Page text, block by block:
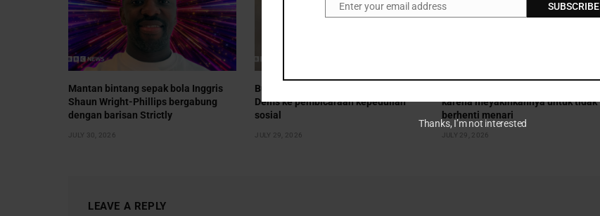
Mantan bintang sepak bola Inggris
Shaun Wright-Phillips bergabung
dengan barisan Strictly
JULY 30, 2026
Burnham mengundang Tories dan Lib
Dems ke pembicaraan kepedulian
sosial
JULY 29, 2026
karena meyakinkannya untuk tidak
berhenti menari
JULY 29, 2026
LEAVE A REPLY
EmailEnter your email address SUBSCRIBE
Thanks, I’m not interested